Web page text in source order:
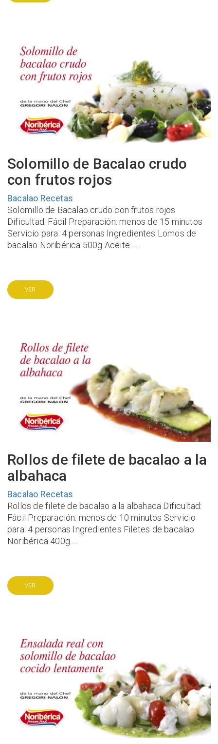
Solomillo de Bacalao crudo
con frutos rojos
Bacalao Recetas
Solomillo de Bacalao crudo con frutos rojos
Dificultad: Fácil Preparación: menos de 15 minutos
Servicio para: 4 personas Ingredientes Lomos de
bacalao Noribérica 500g Aceite …
VER
Rollos de filete de bacalao a la
albahaca
Bacalao Recetas
Rollos de filete de bacalao a la albahaca Dificultad:
Fácil Preparación: menos de 10 minutos Servicio
para: 4 personas Ingredientes Filetes de bacalao
Noribérica 400g …
VER